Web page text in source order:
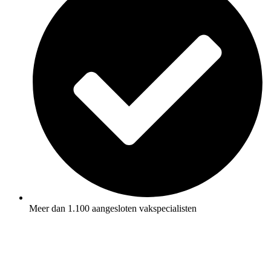
Meer dan 1.100 aangesloten vakspecialisten